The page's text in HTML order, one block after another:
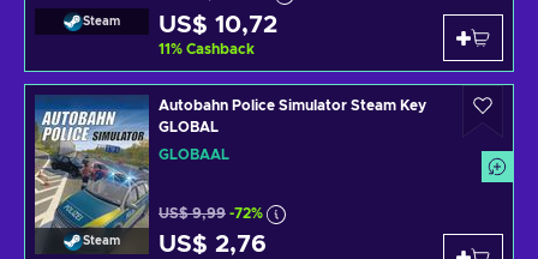
Steam US$ 10,72
11% Cashback
Steam
Autobahn Police Simulator Steam Key
GLOBAL
GLOBAAL
US$ 9,99 -72%
US$ 2,76